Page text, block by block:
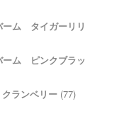
ム タイガーリリ
ム ピンクブラッ
ランベリー (77)